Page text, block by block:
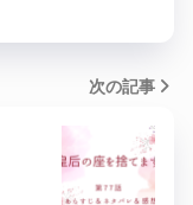
次の記事